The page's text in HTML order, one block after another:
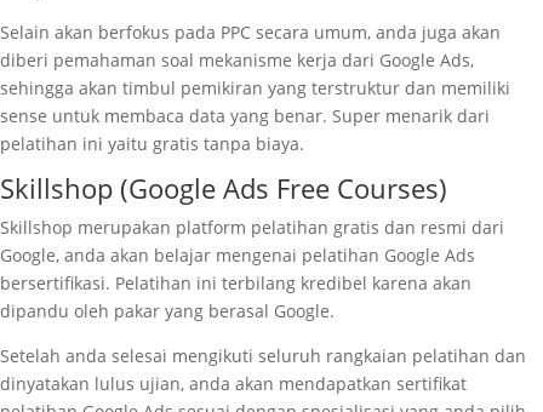
Selain akan berfokus pada PPC secara umum, anda juga akan
diberi pemahaman soal mekanisme kerja dari Google Ads,
sehingga akan timbul pemikiran yang terstruktur dan memiliki
sense untuk membaca data yang benar. Super menarik dari
pelatihan ini yaitu gratis tanpa biaya.
Skillshop (Google Ads Free Courses)
Skillshop merupakan platform pelatihan gratis dan resmi dari
Google, anda akan belajar mengenai pelatihan Google Ads
bersertifikasi. Pelatihan ini terbilang kredibel karena akan
dipandu oleh pakar yang berasal Google.
Setelah anda selesai mengikuti seluruh rangkaian pelatihan dan
dinyatakan lulus ujian, anda akan mendapatkan sertifikat